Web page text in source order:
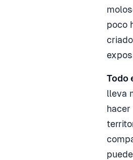
poco
Todo
lleva
hacer